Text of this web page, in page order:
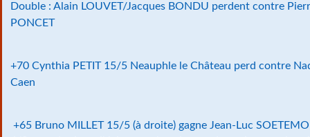
Double : Alain LOUVET/Jacques BONDU perdent contre
PONCET
+70 Cynthia PETIT 15/5 Neauphle le Château perd contre
Caen
+65 Bruno MILLET 15/5 (à droite) gagne Jean-Luc